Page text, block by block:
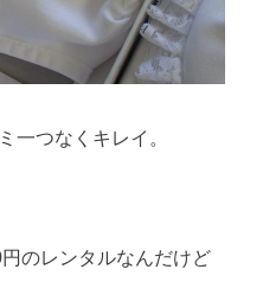
一つなくキレイ。
のレンタルなんだけど